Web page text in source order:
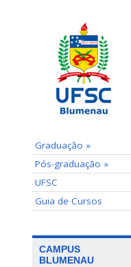
Graduação »
Pós-graduação »
UFSC
Guia de Cursos
CAMPUS
BLUMENAU